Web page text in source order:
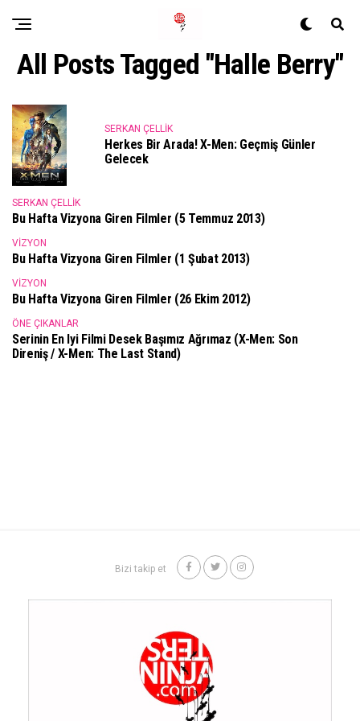
All Posts Tagged "Halle Berry"
SERKAN ÇELLIK
Herkes Bir Arada! X-Men: Geçmiş Günler
Gelecek
SERKAN ÇELLIK
Bu Hafta Vizyona Giren Filmler (5 Temmuz 2013)
VIZYON
Bu Hafta Vizyona Giren Filmler (1 Şubat 2013)
VIZYON
Bu Hafta Vizyona Giren Filmler (26 Ekim 2012)
ÖNE ÇIKANLAR
Serinin En Iyi Filmi Desek Başımız Ağrımaz (X-Men: Son
Direniş / X-Men: The Last Stand)
Bizi takip et